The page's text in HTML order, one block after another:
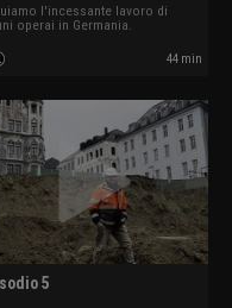
l'incessante lavoro di
operai in Germania.
44 min
5